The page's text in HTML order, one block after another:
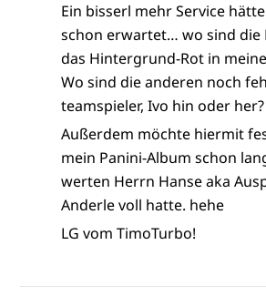
Ein bisserl mehr Service
schon erwartet… wo sind die
das Hintergrund-Rot in
Wo sind die anderen noch
teamspieler, Ivo hin oder her?
Außerdem möchte hiermit
mein Panini-Album schon
werten Herrn Hanse aka
Anderle voll hatte. hehe
LG vom TimoTurbo!